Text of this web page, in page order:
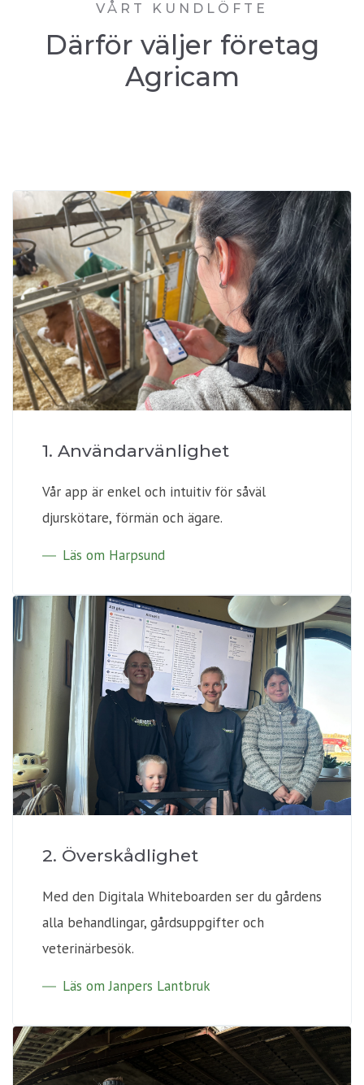
VÅRT KUNDLÖFTE
Därför väljer företag
Agricam
1. Användarvänlighet
Vår app är enkel och intuitiv för såväl
djurskötare, förmän och ägare.
Läs om Harpsund
2. Överskådlighet
Med den Digitala Whiteboarden ser du gårdens
alla behandlingar, gårdsuppgifter och
veterinärbesök.
Läs om Janpers Lantbruk